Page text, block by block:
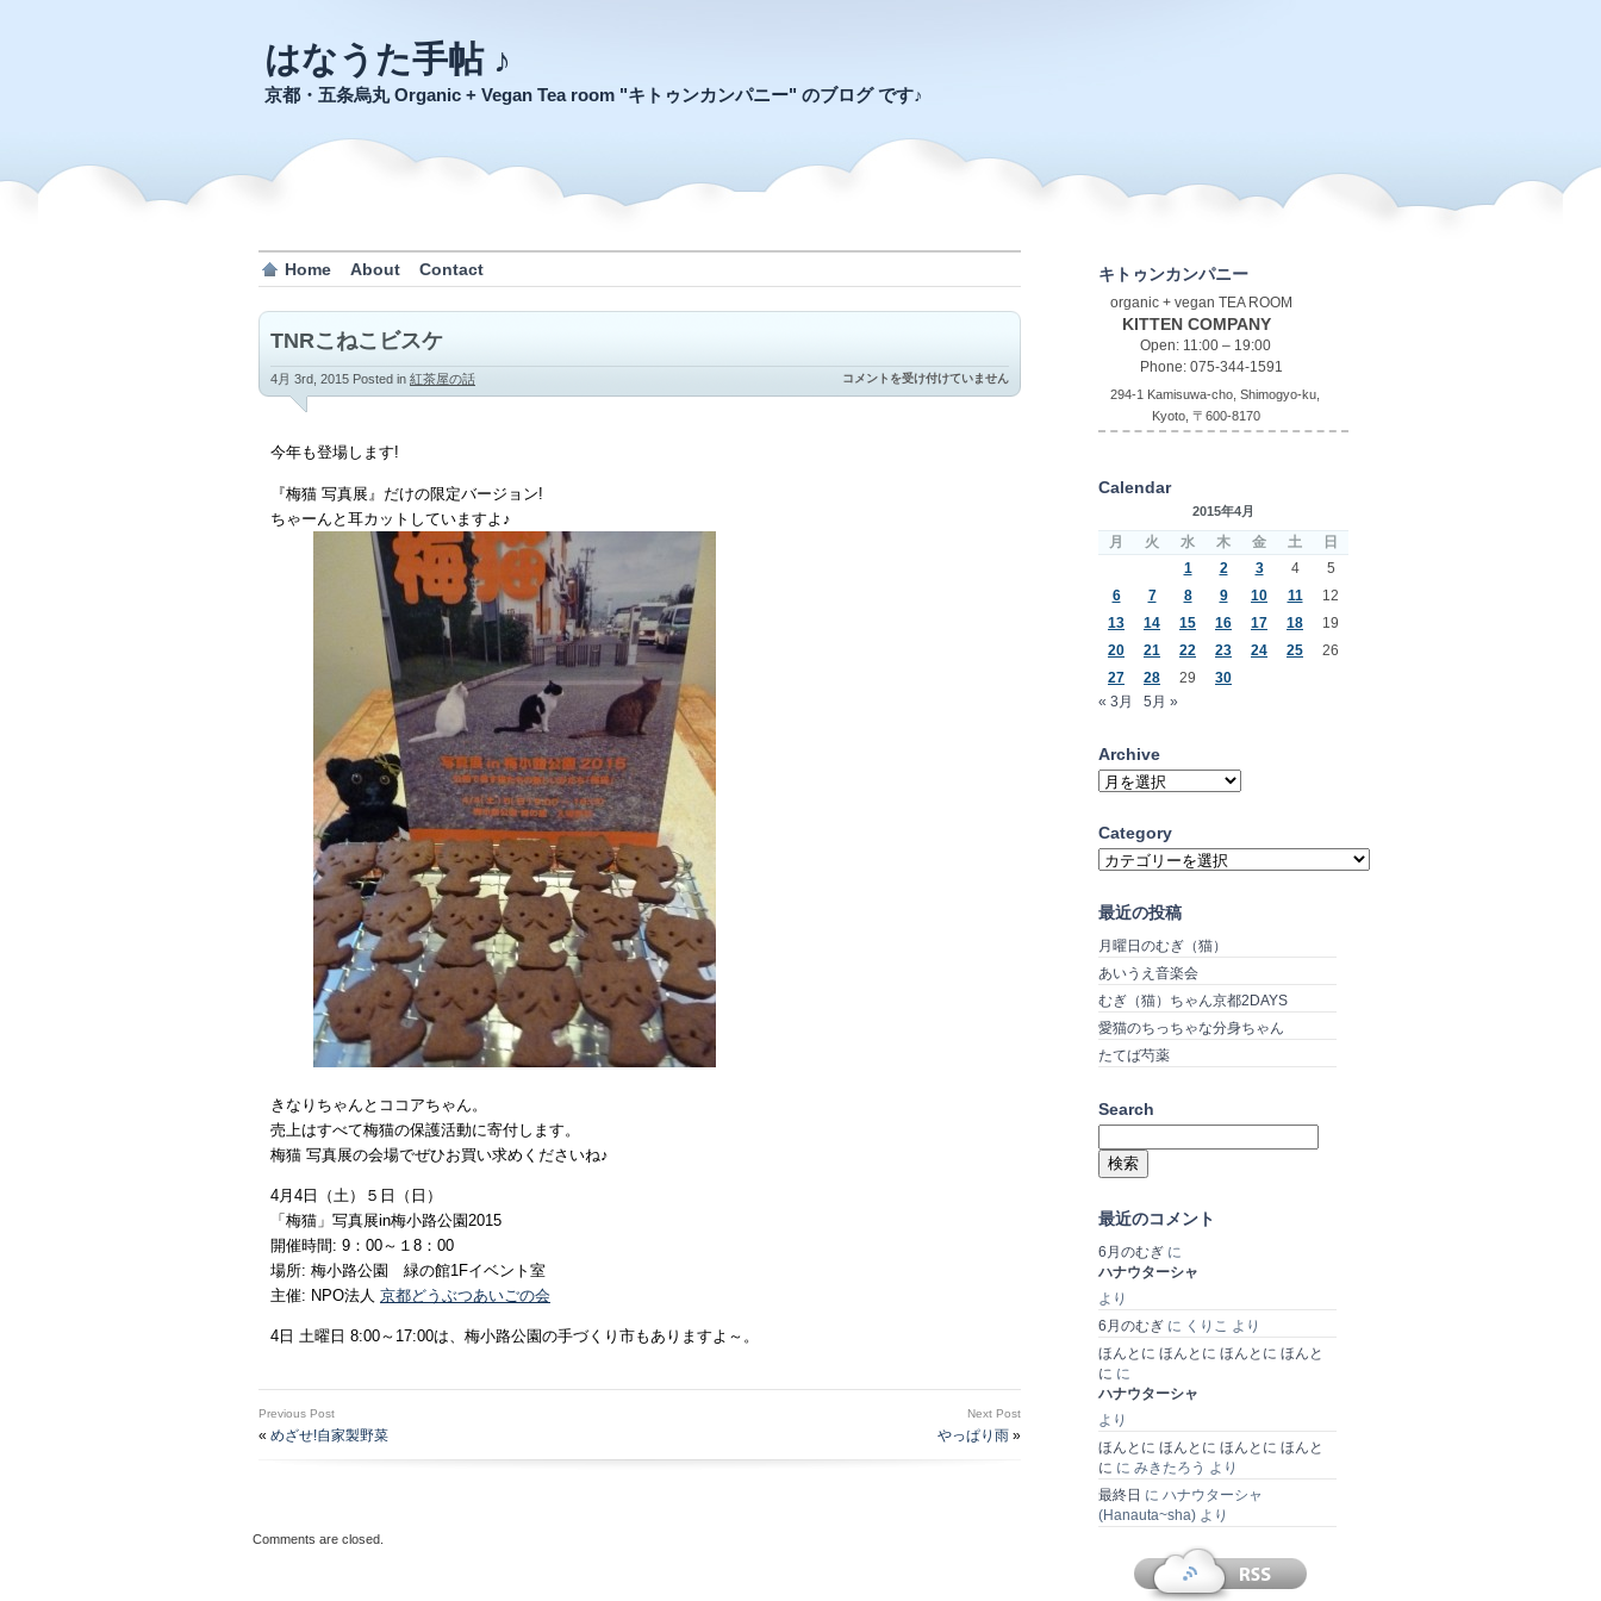
はなうた手帖 ♪
京都・五条烏丸 Organic + Vegan Tea room "キトゥンカンパニー" のブログ です♪
Home About Contact
TNRこねこビスケ
4月 3rd, 2015 Posted in 紅茶屋の話
TNR
コメントを受け付けていません
今年も登場します!
『梅猫 写真展』だけの限定バージョン!
ちゃーんと耳カットしていますよ♪
きなりちゃんとココアちゃん。
売上はすべて梅猫の保護活動に寄付します。
梅猫 写真展の会場でぜひお買い求めくださいね♪
4月4日（土）５日（日）
「梅猫」写真展in梅小路公園2015
開催時間: 9：00～１8：00
場所: 梅小路公園 緑の館1Fイベント室
主催: NPO法人 京都どうぶつあいごの会
4日 土曜日 8:00～17:00は、梅小路公園の手づくり市もありますよ～。
Previous Post
« めざせ!自家製野菜
Next Post
やっぱり雨 »
Comments are closed.
キトゥンカンパニー
organic + vegan TEA ROOM
KITTEN COMPANY
Open: 11:00 – 19:00
Phone: 075-344-1591
294-1 Kamisuwa-cho, Shimogyo-ku,
Kyoto, 〒600-8170
Calendar
2015年4月
月 火 水 木 金 土
日
1
2 3 4
5
6
7 8 9 10 11
12
13
14 15 16 17 18
19
20
21 22 23 24 25
26
27
28 29
30
« 3月
5月 »
Archive
Archive
Category
Category
最近の投稿
月曜日のむぎ（猫）
あいうえ音楽会
むぎ（猫）ちゃん京都2DAYS
愛猫のちっちゃな分身ちゃん
たてば芍薬
Search
索:
最近のコメント
6月のむぎ に
ハナウターシャ
より
6月のむぎ に くりこ より
ほんとに ほんとに ほんとに ほんと
に に
ハナウターシャ
より
ほんとに ほんとに ほんとに ほんと
に に みきたろう より
最終日 に ハナウターシャ
(Hanauta~sha) より